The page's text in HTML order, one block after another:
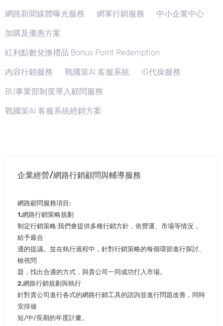
網路新聞媒體曝光服務 網軍行銷服務 中小企業中心
加購及優惠方案
紅利點數兌換禮品 Bonus Point Redemption
內容行銷服務 戰國策AI 客服系統 IG代操服務
BU事業部制度導入顧問服務
戰國策AI 客服系統經銷方案
企業經營/網路行銷顧問與輔導服務
網路顧問服務項目:
1.網路行銷策略規劃
制定行銷策略:我們會提供多種行銷方針，依營運、市場等情況，
給予最合
適的提議。並在執行過程中，針對行銷策略的每個環節進行探討、
檢視問
題，找出合適的方式，與貴公司一同成功打入市場。
2.網路行銷規劃與執行
針對貴公司進行各式的網路行銷工具的諮詢並進行問題改善，同時
安排做
短/中/長期的年度計畫。